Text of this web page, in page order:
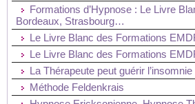
Formations d’Hypnose : Le Livre
Bordeaux, Strasbourg…
Le Livre Blanc des Formations
Le Livre Blanc des Formations
La Thérapeute peut guérir l’insomnie
Méthode Feldenkrais